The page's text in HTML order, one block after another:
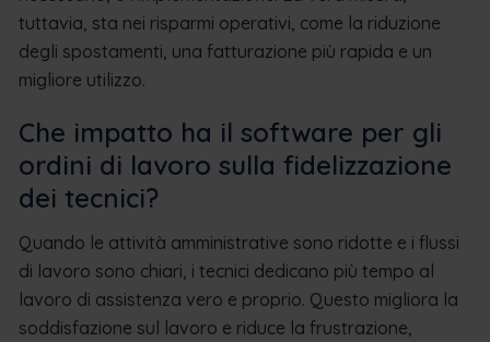
tuttavia, sta nei risparmi operativi, come la riduzione
degli spostamenti, una fatturazione più rapida e un
migliore utilizzo.
Che impatto ha il software per gli
ordini di lavoro sulla fidelizzazione
dei tecnici?
Quando le attività amministrative sono ridotte e i flussi
di lavoro sono chiari, i tecnici dedicano più tempo al
lavoro di assistenza vero e proprio. Questo migliora la
soddisfazione sul lavoro e riduce la frustrazione,